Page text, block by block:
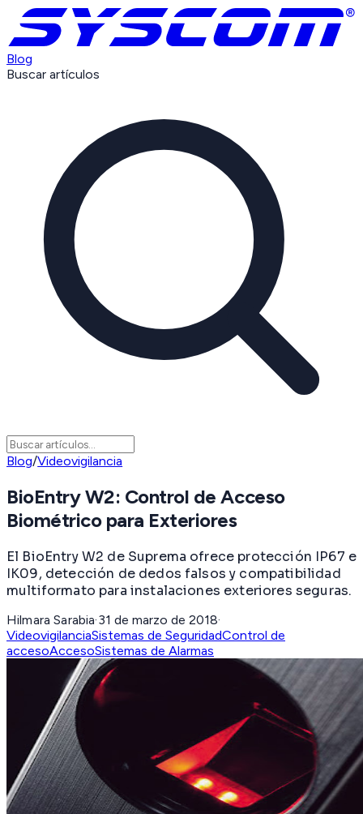
Blog
Buscar artículos
Blog/Videovigilancia
BioEntry W2: Control de Acceso
Biométrico para Exteriores
El BioEntry W2 de Suprema ofrece protección IP67 e
IK09, detección de dedos falsos y compatibilidad
multiformato para instalaciones exteriores seguras.
Hilmara Sarabia·31 de marzo de 2018·
VideovigilanciaSistemas de SeguridadControl de
accesoAccesoSistemas de Alarmas